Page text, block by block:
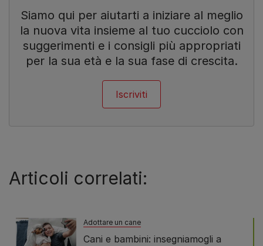
Siamo qui per aiutarti a iniziare al meglio
la nuova vita insieme al tuo cucciolo con
suggerimenti e i consigli più appropriati
per la sua età e la sua fase di crescita.
Iscriviti
Articoli correlati:
Adottare un cane
Cani e bambini: insegniamogli a